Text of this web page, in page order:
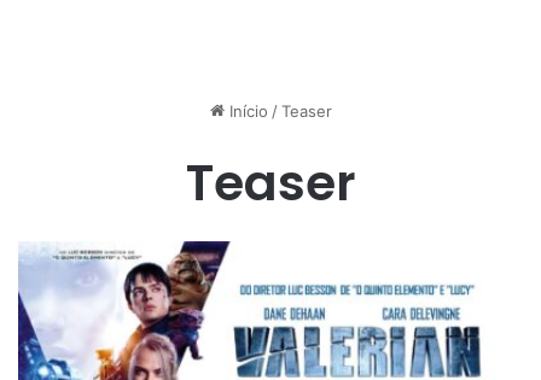
Início / Teaser
Teaser